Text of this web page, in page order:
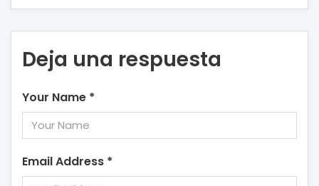
Deja una respuesta
Your Name *
Email Address *